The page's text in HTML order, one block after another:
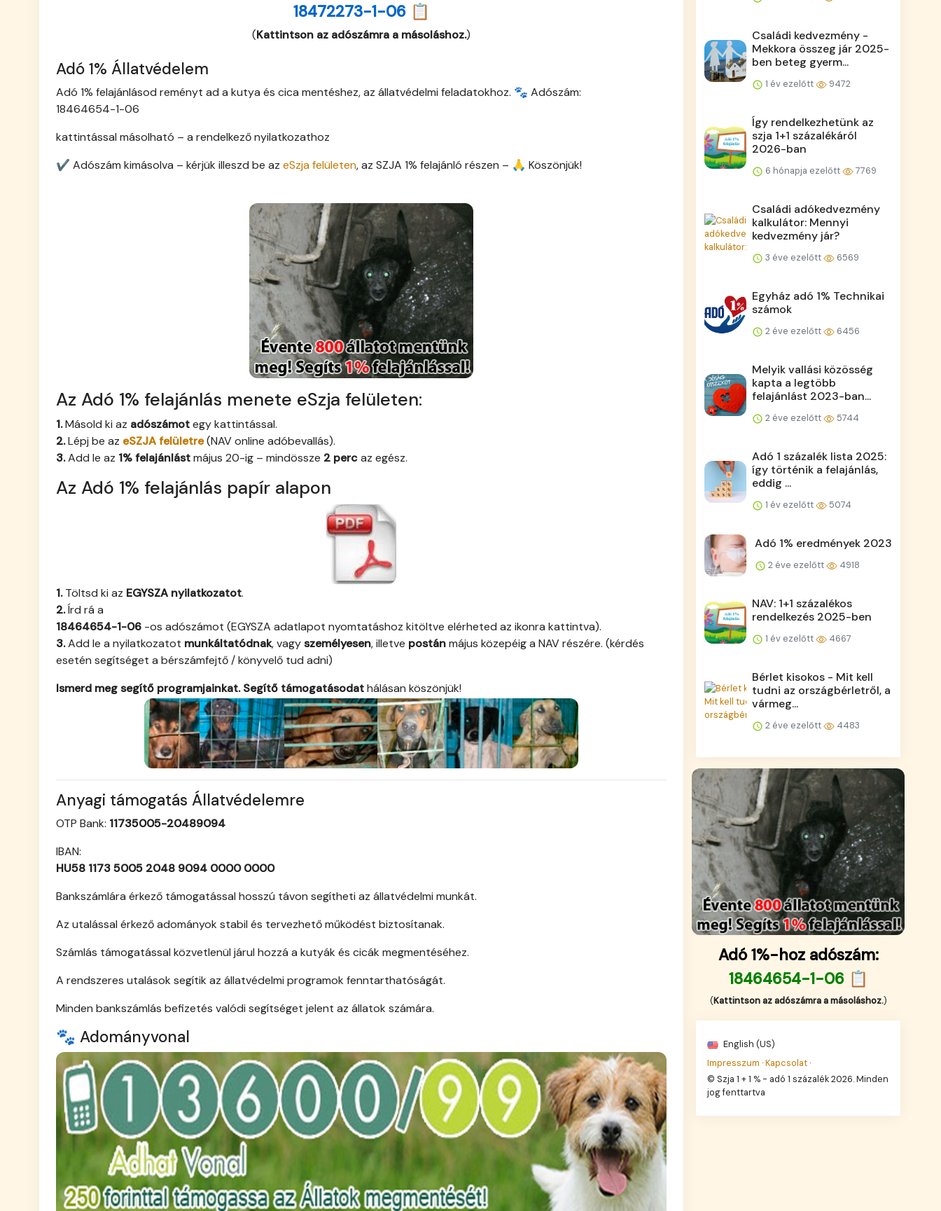
18472273-1-06 📋
(Kattintson az adószámra a másoláshoz.)
Adó 1% Állatvédelem
Adó 1% felajánlásod reményt ad a kutya és cica mentéshez, az állatvédelmi feladatokhoz. 🐾 Adószám:
18464654-1-06
kattintással másolható – a rendelkező nyilatkozathoz
✔ Adószám kimásolva – kérjük illeszd be az eSzja felületen, az SZJA 1% felajánló részen – 🙏 Köszönjük!
Az Adó 1% felajánlás menete eSzja felületen:
1.Másold ki az adószámotegy kattintással.
2.Lépj be az eSZJA felületre(NAV online adóbevallás).
3.Add le az 1% felajánlástmájus 20-ig – mindössze 2 percaz egész.
Az Adó 1% felajánlás papír alapon
1.Töltsd ki az EGYSZA nyilatkozatot.
2.Írd rá a
18464654-1-06 -os adószámot (EGYSZA adatlapot nyomtatáshoz kitöltve elérheted az ikonra kattintva).
3.Add le a nyilatkozatot munkáltatódnak, vagyszemélyesen, illetve postánmájus közepéig a NAV részére. (kérdés
esetén segítséget a bérszámfejtő / könyvelő tud adni)
Ismerd meg segítő programjainkat. Segítő támogatásodathálásan köszönjük!
Anyagi támogatás Állatvédelemre
OTP Bank: 11735005-20489094
IBAN:
HU58 1173 5005 2048 9094 0000 0000
Bankszámlára érkező támogatással hosszú távon segítheti az állatvédelmi munkát.
Az utalással érkező adományok stabil és tervezhető működést biztosítanak.
Számlás támogatással közvetlenül járul hozzá a kutyák és cicák megmentéséhez.
A rendszeres utalások segítik az állatvédelmi programok fenntarthatóságát.
Minden bankszámlás befizetés valódi segítséget jelent az állatok számára.
🐾 Adományvonal
Családi kedvezmény -
Mekkora összeg jár 2025-
ben beteg gyerm...
1 év ezelőtt 9472
Így rendelkezhetünk az
szja 1+1 százalékáról
2026-ban
6 hónapja ezelőtt 7769
Családi adókedvezmény
kalkulátor: Mennyi
kedvezmény jár?
3 éve ezelőtt 6569
Egyház adó 1% Technikai
számok
2 éve ezelőtt 6456
Melyik vallási közösség
kapta a legtöbb
felajánlást 2023-ban...
2 éve ezelőtt 5744
Adó 1 százalék lista 2025:
így történik a felajánlás,
eddig ...
1 év ezelőtt 5074
Adó 1% eredmények 2023
2 éve ezelőtt 4918
NAV: 1+1 százalékos
rendelkezés 2025-ben
1 év ezelőtt 4667
Bérlet kisokos - Mit kell
tudni az országbérletről, a
vármeg...
2 éve ezelőtt 4483
Adó 1%-hoz adószám:
18464654-1-06 📋
(Kattintson az adószámra a másoláshoz.)
English (US)
Impresszum ·Kapcsolat ·
© Szja 1 + 1 % - adó 1 százalék 2026. Minden
jog fenttartva